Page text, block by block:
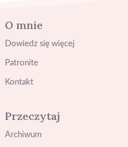
O mnie
Dowiedz się więcej
Patronite
Kontakt
Przeczytaj
Archiwum